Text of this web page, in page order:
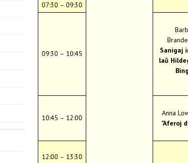
07:30 – 09:30
09:30 – 10:45
Sanigaj
laŭ
10:45 – 12:00
Anna
"Aferoj
12:00 – 13:30